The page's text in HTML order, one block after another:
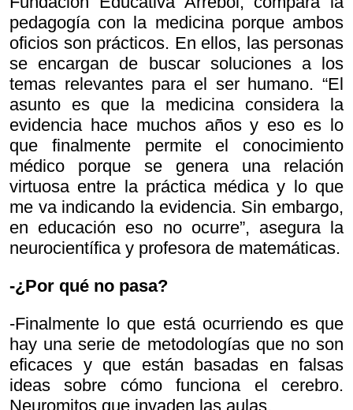
pedagogía con la medicina porque ambos
oficios son prácticos. En ellos, las personas
se encargan de buscar soluciones a los
temas relevantes para el ser humano. “El
asunto es que la medicina considera la
evidencia hace muchos años y eso es lo
que finalmente permite el conocimiento
médico porque se genera una relación
virtuosa entre la práctica médica y lo que
me va indicando la evidencia. Sin embargo,
en educación eso no ocurre”, asegura la
neurocientífica y profesora de matemáticas.
-¿Por qué no pasa?
-Finalmente lo que está ocurriendo es que
hay una serie de metodologías que no son
eficaces y que están basadas en falsas
ideas sobre cómo funciona el cerebro.
Neuromitos que invaden las aulas.